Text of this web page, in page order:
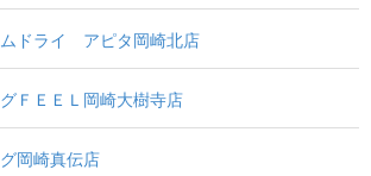
ドライ アピタ岡崎北店
ＦＥＥＬ岡崎大樹寺店
岡崎真伝店